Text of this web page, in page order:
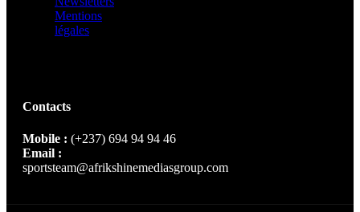
Mentions
légales
Contacts
Mobile : (+237) 694 94 94 46
Email :
sportsteam@afrikshinemediasgroup.com